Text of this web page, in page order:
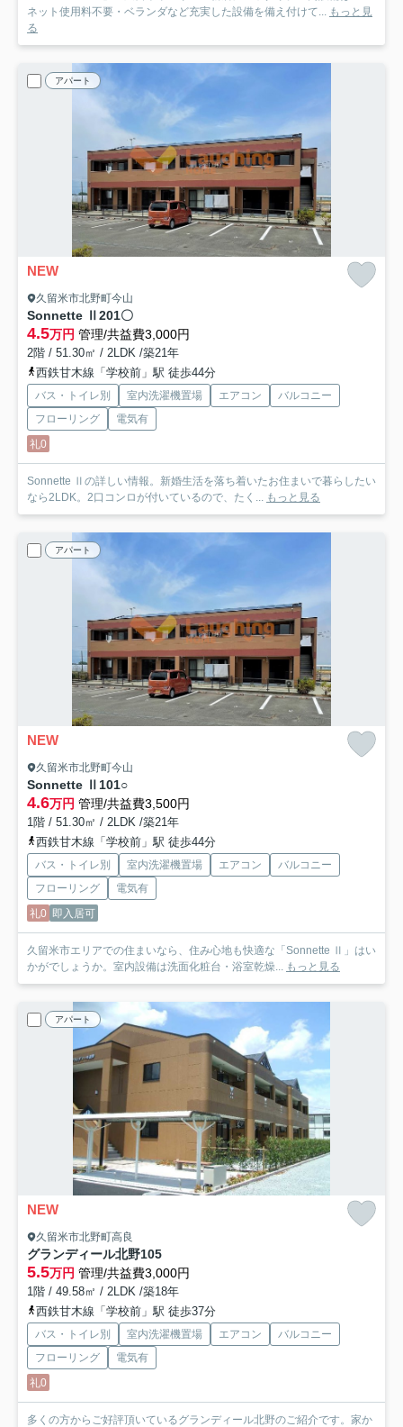
ネット使用料不要・ベランダなど充実した設備を備え付けて... もっと見
る
アパート
NEW
久留米市北野町今山
Sonnette Ⅱ 201〇
4.5万円 管理/共益費3,000円
2階 / 51.30㎡ / 2LDK /築21年
西鉄甘木線「学校前」駅 徒歩44分
バス・トイレ別 室内洗濯機置場 エアコン
バルコニー
フローリング
電気有
礼0
Sonnette Ⅱの詳しい情報。新婚生活を落ち着いたお住まいで暮らしたい
なら2LDK。2口コンロが付いているので、たく... もっと見る
アパート
NEW
久留米市北野町今山
Sonnette Ⅱ 101○
4.6万円 管理/共益費3,500円
1階 / 51.30㎡ / 2LDK /築21年
西鉄甘木線「学校前」駅 徒歩44分
バス・トイレ別 室内洗濯機置場 エアコン
バルコニー
フローリング
電気有
礼0 即入居可
久留米市エリアでの住まいなら、住み心地も快適な「Sonnette Ⅱ」はい
かがでしょうか。室内設備は洗面化粧台・浴室乾燥... もっと見る
アパート
NEW
久留米市北野町高良
グランディール北野105
5.5万円 管理/共益費3,000円
1階 / 49.58㎡ / 2LDK /築18年
西鉄甘木線「学校前」駅 徒歩37分
バス・トイレ別 室内洗濯機置場 エアコン
バルコニー
フローリング
電気有
礼0
多くの方からご好評頂いているグランディール北野のご紹介です。家か